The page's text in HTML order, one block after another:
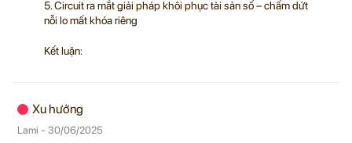
5. Circuit ra mắt giải pháp khôi phục tài sản số – chấm dứt
nỗi lo mất khóa riêng
Kết luận:
Xu hướng
Lami - 30/06/2025